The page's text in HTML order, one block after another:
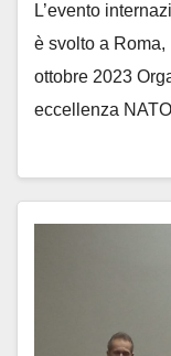
L’evento
è svolto a
ottobre 2023
eccellenza